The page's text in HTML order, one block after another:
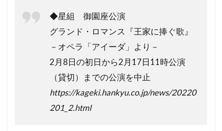
◆星組 御園座公演
グランド・ロマンス『王家に捧ぐ歌』
－オペラ「アイーダ」より－
2月8日の初日から2月17日11時公演
（貸切）までの公演を中止
https://kageki.hankyu.co.jp/news/20220
201_2.html